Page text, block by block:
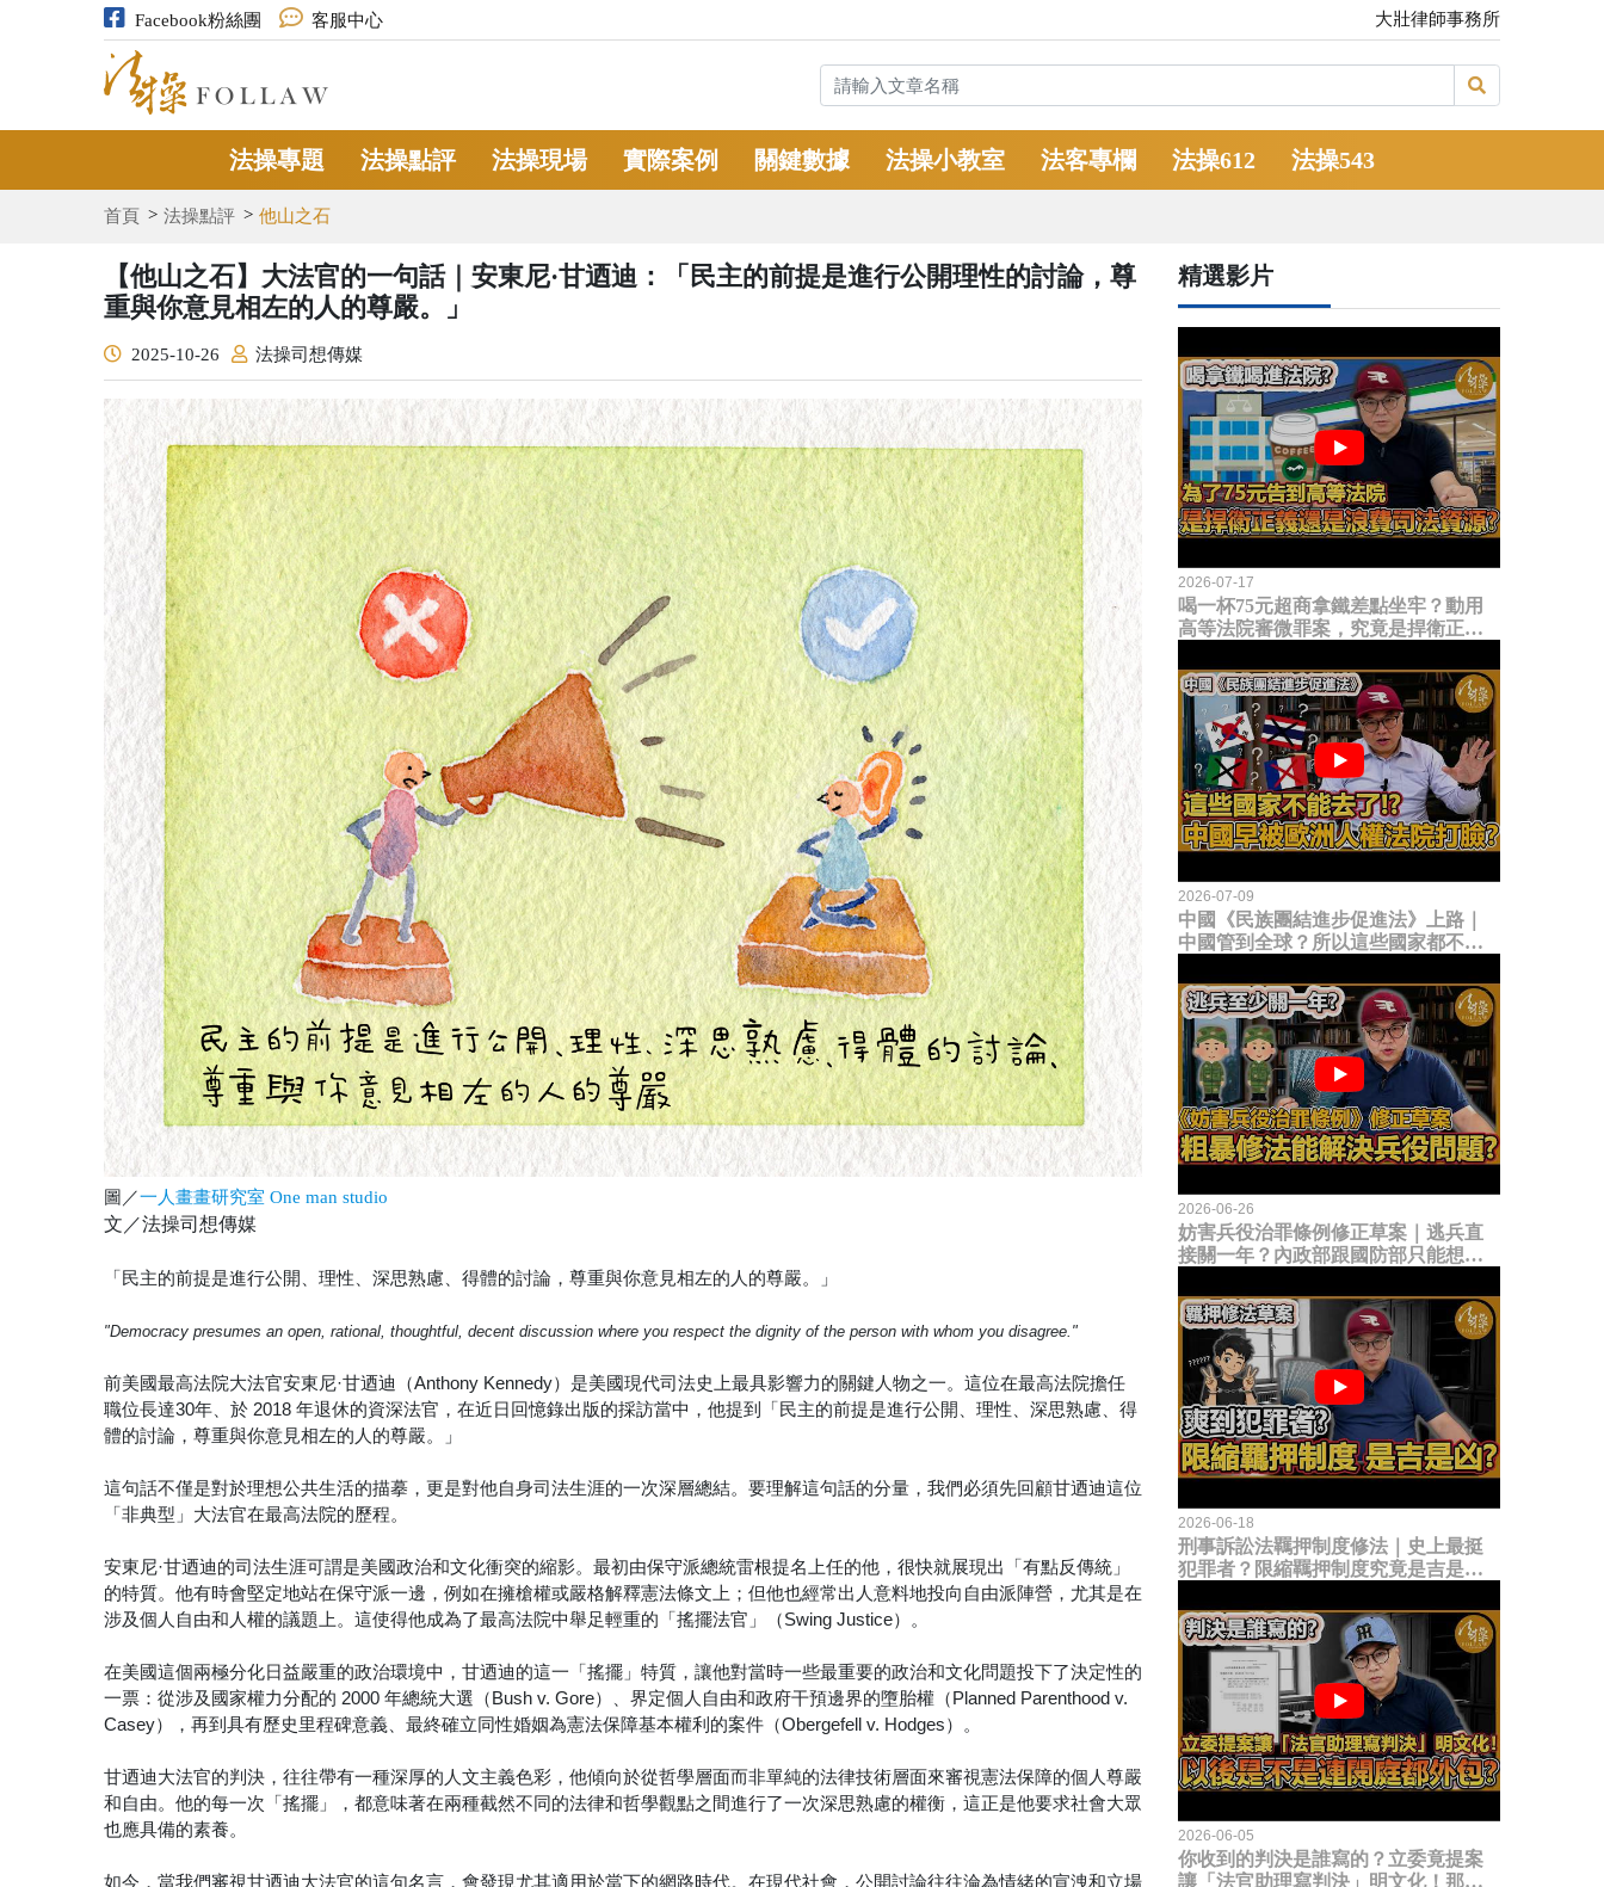
Facebook粉絲團 客服中心 大壯律師事務所
法操專題 法操點評 法操現場 實際案例 關鍵數據 法操小教室 法客專欄 法操612 法操543
首頁 法操點評 他山之石
【他山之石】大法官的一句話｜安東尼·甘迺迪：「民主的前提是進行公開理性的討論，尊
重與你意見相左的人的尊嚴。」
2025-10-26 法操司想傳媒
圖／一人畫畫研究室 One man studio
文／法操司想傳媒
「民主的前提是進行公開、理性、深思熟慮、得體的討論，尊重與你意見相左的人的尊嚴。」
"Democracy presumes an open, rational, thoughtful, decent discussion where you respect the dignity of the person with whom you disagree."
前美國最高法院大法官安東尼·甘迺迪（Anthony Kennedy）是美國現代司法史上最具影響力的關鍵人物之一。這位在最高法院擔任
職位長達30年、於 2018 年退休的資深法官，在近日回憶錄出版的採訪當中，他提到「民主的前提是進行公開、理性、深思熟慮、得
體的討論，尊重與你意見相左的人的尊嚴。」
這句話不僅是對於理想公共生活的描摹，更是對他自身司法生涯的一次深層總結。要理解這句話的分量，我們必須先回顧甘迺迪這位
「非典型」大法官在最高法院的歷程。
安東尼·甘迺迪的司法生涯可謂是美國政治和文化衝突的縮影。最初由保守派總統雷根提名上任的他，很快就展現出「有點反傳統」
的特質。他有時會堅定地站在保守派一邊，例如在擁槍權或嚴格解釋憲法條文上；但他也經常出人意料地投向自由派陣營，尤其是在
涉及個人自由和人權的議題上。這使得他成為了最高法院中舉足輕重的「搖擺法官」（Swing Justice）。
在美國這個兩極分化日益嚴重的政治環境中，甘迺迪的這一「搖擺」特質，讓他對當時一些最重要的政治和文化問題投下了決定性的
一票：從涉及國家權力分配的 2000 年總統大選（Bush v. Gore）、界定個人自由和政府干預邊界的墮胎權（Planned Parenthood v.
Casey），再到具有歷史里程碑意義、最終確立同性婚姻為憲法保障基本權利的案件（Obergefell v. Hodges）。
甘迺迪大法官的判決，往往帶有一種深厚的人文主義色彩，他傾向於從哲學層面而非單純的法律技術層面來審視憲法保障的個人尊嚴
和自由。他的每一次「搖擺」，都意味著在兩種截然不同的法律和哲學觀點之間進行了一次深思熟慮的權衡，這正是他要求社會大眾
也應具備的素養。
如今，當我們審視甘迺迪大法官的這句名言，會發現尤其適用於當下的網路時代。在現代社會，公開討論往往淪為情緒的宣洩和立場
精選影片
2026-07-17
喝一杯75元超商拿鐵差點坐牢？動用
高等法院審微罪案，究竟是捍衛正義
2026-07-09
中國《民族團結進步促進法》上路｜
中國管到全球？所以這些國家都不能
臉？
2026-06-26
妨害兵役治罪條例修正草案｜逃兵直
接關一年？內政部跟國防部只能想到
題？
2026-06-18
刑事訴訟法羈押制度修法｜史上最挺
犯罪者？限縮羈押制度究竟是吉是
2026-06-05
你收到的判決是誰寫的？立委竟提案
讓「法官助理寫判決」明文化！那以